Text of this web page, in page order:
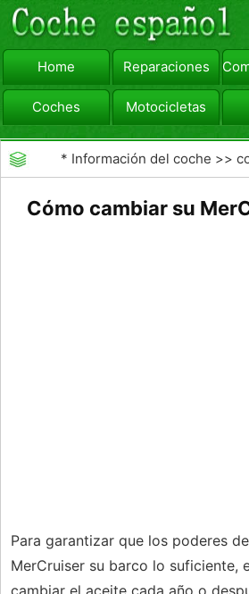
Home Reparaciones
Coches Motocicletas
viajar Camiones
* Información del coche >>
Cómo cambiar su
Para garantizar que los poderes
MerCruiser su barco lo suficiente,
cambiar el aceite cada año o